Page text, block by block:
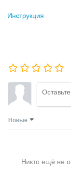
Инструкция
Новые
Никто ещё не